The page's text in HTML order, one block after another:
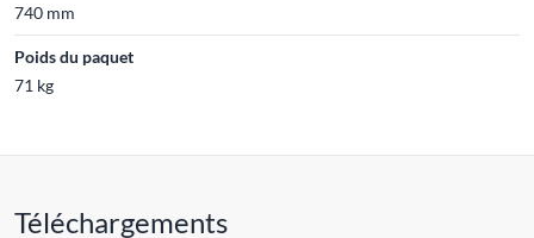
740 mm
Poids du paquet
71 kg
Téléchargements